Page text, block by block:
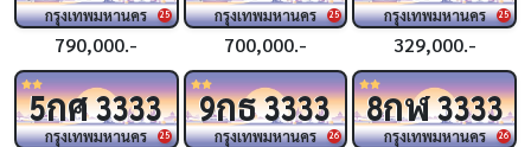
25
กรุงเทพมหานคร
790,000.-
25
กรุงเทพมหานคร
700,000.-
25
กรุงเทพมหานคร
329,000.-
25
5กศ3333
กรุงเทพมหานคร 26
9กธ3333
กรุงเทพมหานคร 26
8กฬ3333
กรุงเทพมหานคร